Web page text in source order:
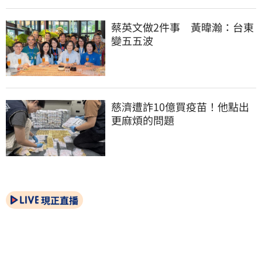
蔡英文做2件事　黃暐瀚：台東
變五五波
慈濟遭詐10億買疫苗！他點出
更麻煩的問題
現正直播